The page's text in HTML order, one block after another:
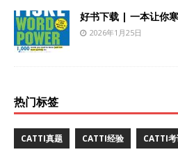
好书下载 | 一本让你
2026年1月25日
热门标签
CATTI真题 CATTI经验 CATTI